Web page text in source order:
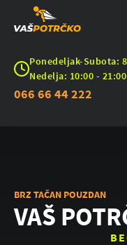
Ponedeljak-Subota:
Nedelja: 10:00 - 21:00
066 66 44 222
BRZ TAČAN POUZDAN
VAŠ